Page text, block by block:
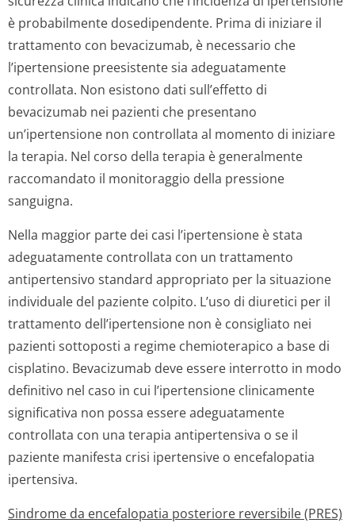
è probabilmente dosedipendente. Prima di iniziare il
trattamento con bevacizumab, è necessario che
l’ipertensione preesistente sia adeguatamente
controllata. Non esistono dati sull’effetto di
bevacizumab nei pazienti che presentano
un’ipertensione non controllata al momento di iniziare
la terapia. Nel corso della terapia è generalmente
raccomandato il monitoraggio della pressione
sanguigna.
Nella maggior parte dei casi l’ipertensione è stata
adeguatamente controllata con un trattamento
antipertensivo standard appropriato per la situazione
individuale del paziente colpito. L’uso di diuretici per il
trattamento dell’ipertensione non è consigliato nei
pazienti sottoposti a regime chemioterapico a base di
cisplatino. Bevacizumab deve essere interrotto in modo
definitivo nel caso in cui l’ipertensione clinicamente
significativa non possa essere adeguatamente
controllata con una terapia antipertensiva o se il
paziente manifesta crisi ipertensive o encefalopatia
ipertensiva.
Sindrome da encefalopatia posteriore reversibile (PRES)